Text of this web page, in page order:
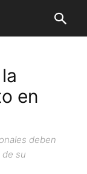
en
deben
de su